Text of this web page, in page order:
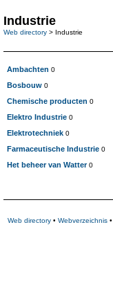
Industrie
Web directory > Industrie
Ambachten 0
Bosbouw 0
Chemische producten 0
Elektro Industrie 0
Elektrotechniek 0
Farmaceutische Industrie 0
Het beheer van Watter0
Web directory • Webverzeichnis •